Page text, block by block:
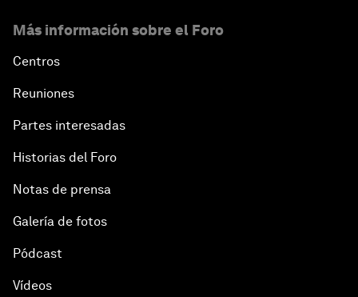
Más información sobre el Foro
Centros
Reuniones
Partes interesadas
Historias del Foro
Notas de prensa
Galería de fotos
Pódcast
Vídeos